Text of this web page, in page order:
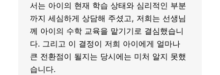
서는 아이의 현재 학습 상태와 심리적인 부분
까지 세심하게 상담해 주셨고, 저희는 선생님
께 아이의 수학 교육을 맡기기로 결심했습니
다. 그리고 이 결정이 저희 아이에게 얼마나
큰 전환점이 될지는 당시에는 미처 알지 못했
습니다.